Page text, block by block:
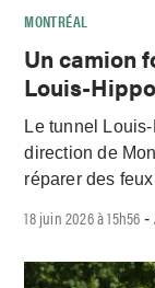
MONTRÉAL
Un camion
Louis-
Le tunnel
direction de
réparer des
18 juin 2026 à 15h56 -